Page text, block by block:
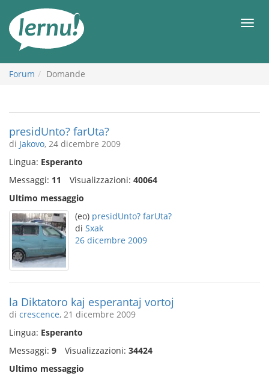
all’indice
Forum Domande
presidUnto? farUta?
di Jakovo, 24 dicembre 2009
Lingua: Esperanto
Messaggi: 11 Visualizzazioni: 40064
Ultimo messaggio
(eo) presidUnto? farUta?
di Sxak
26 dicembre 2009
la Diktatoro kaj esperantaj vortoj
di crescence, 21 dicembre 2009
Lingua: Esperanto
Messaggi: 9 Visualizzazioni: 34424
Ultimo messaggio